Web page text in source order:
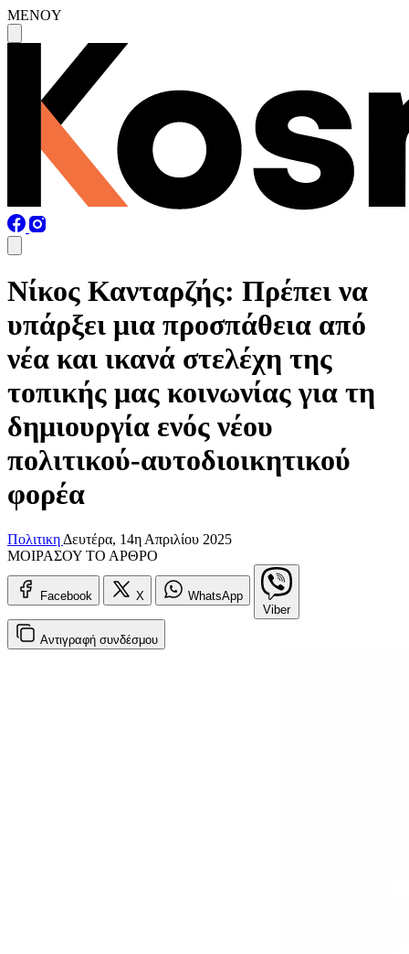
MENOY
Νίκος Κανταρζής: Πρέπει να
υπάρξει μια προσπάθεια από
νέα και ικανά στελέχη της
τοπικής μας κοινωνίας για τη
δημιουργία ενός νέου
πολιτικού-αυτοδιοικητικού
φορέα
Πολιτικη Δευτέρα, 14η Απριλίου 2025
ΜΟΙΡΑΣΟΥ ΤΟ ΑΡΘΡΟ
Facebook X
WhatsApp
Viber
Αντιγραφή συνδέσμου